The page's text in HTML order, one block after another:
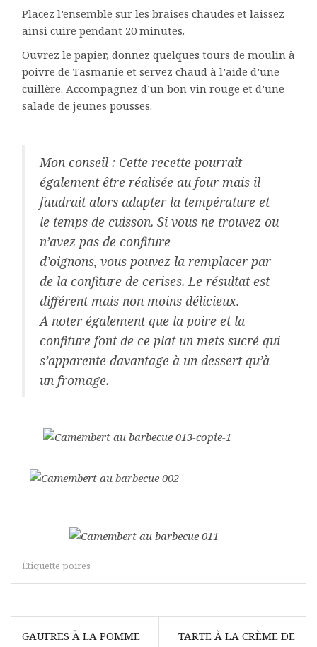
Placez l’ensemble sur les braises chaudes et laissez
ainsi cuire pendant 20 minutes.
Ouvrez le papier, donnez quelques tours de moulin à
poivre de Tasmanie et servez chaud à l’aide d’une
cuillère. Accompagnez d’un bon vin rouge et d’une
salade de jeunes pousses.
Mon conseil : Cette recette pourrait
également être réalisée au four mais il
faudrait alors adapter la température et
le temps de cuisson. Si vous ne trouvez ou
n’avez pas de confiture
d’oignons, vous pouvez la remplacer par
de la confiture de cerises. Le résultat est
différent mais non moins délicieux.
A noter également que la poire et la
confiture font de ce plat un mets sucré qui
s’apparente davantage à un dessert qu’à
un fromage.
Étiquette poires
Navigation
GAUFRES À LA POMME
TARTE À LA CRÈME DE